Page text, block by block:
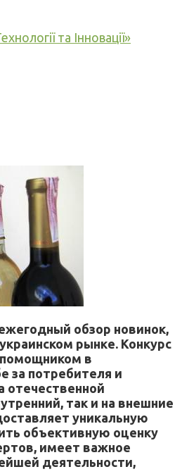
та Інновації»
ежегодный обзор новинок,
рынке. Конкурс
в
за потребителя и
отечественной
так и на внешние
уникальную
объективную оценку
имеет важное
деятельности,